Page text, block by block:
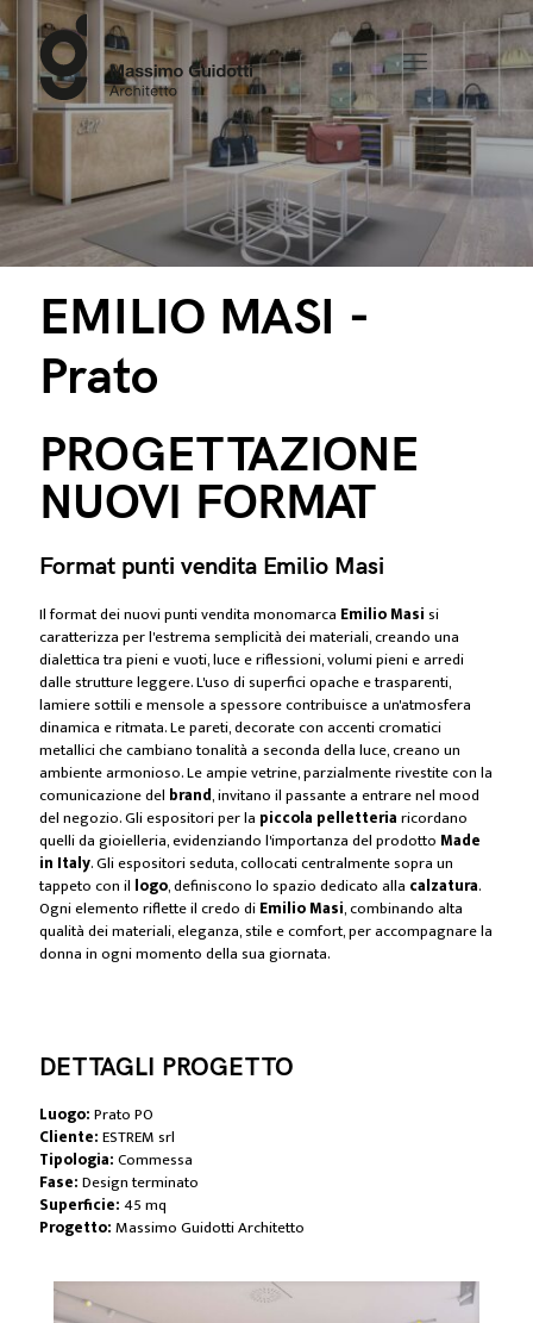
EMILIO MASI -
Prato
PROGETTAZIONE
NUOVI FORMAT
Format punti vendita Emilio Masi
Il format dei nuovi punti vendita monomarca Emilio Masisi
caratterizza per l'estrema semplicità dei materiali, creando una
dialettica tra pieni e vuoti, luce e riflessioni, volumi pieni e arredi
dalle strutture leggere. L'uso di superfici opache e trasparenti,
lamiere sottili e mensole a spessore contribuisce a un'atmosfera
dinamica e ritmata. Le pareti, decorate con accenti cromatici
metallici che cambiano tonalità a seconda della luce, creano un
ambiente armonioso. Le ampie vetrine, parzialmente rivestite con la
comunicazione del brand, invitano il passante a entrare nel mood
del negozio. Gli espositori per la piccola pelletteriaricordano
quelli da gioielleria, evidenziando l'importanza del prodotto Made
in Italy. Gli espositori seduta, collocati centralmente sopra un
tappeto con il logo, definiscono lo spazio dedicato alla calzatura.
Ogni elemento riflette il credo diEmilio Masi, combinando alta
qualità dei materiali, eleganza, stile e comfort, per accompagnare la
donna in ogni momento della sua giornata.
DETTAGLI PROGETTO
Luogo:Prato PO
Cliente:ESTREM srl
Tipologia:Commessa
Fase:Design terminato
Superficie:45 mq
Progetto:Massimo Guidotti Architetto